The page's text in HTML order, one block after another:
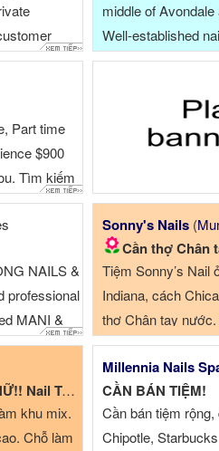
middle of
Well-established
of Chicago. The
Part time
$900
Tìm kiếm
NAILS &
professional
MANI &
il 60443
Sonny's Nails (
Cần thợ Chân
Tiệm Sonny’s Nail
Indiana, cách
thợ Chân tay
Needed...
khu mix.
Chỗ làm
Millennia Nails
CẦN BÁN TIỆM!
Cần bán tiệm
Chipotle,